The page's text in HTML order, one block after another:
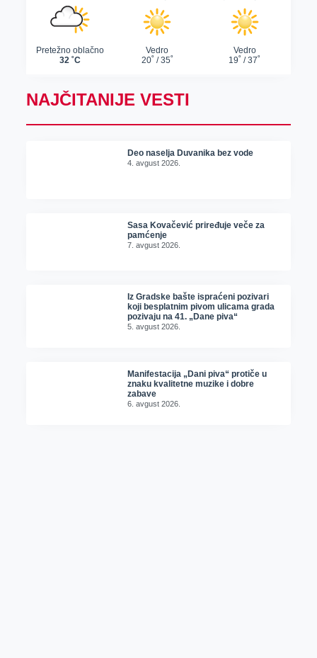
NAJČITANIJE VESTI
Deo naselja Duvanika bez vode
4. avgust 2026.
Sasa Kovačević priređuje veče za
pamćenje
7. avgust 2026.
Iz Gradske bašte ispraćeni pozivari
koji besplatnim pivom ulicama grada
pozivaju na 41. „Dane piva“
5. avgust 2026.
Manifestacija „Dani piva“ protiče u
znaku kvalitetne muzike i dobre
zabave
6. avgust 2026.